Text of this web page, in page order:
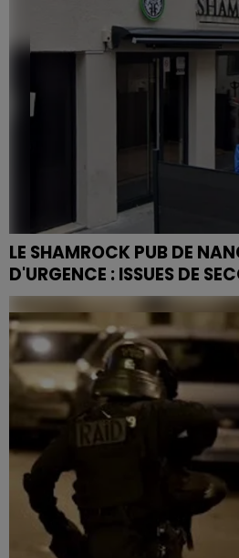
LE SHAMROCK PUB DE
D'URGENCE : ISSUES DE
Un contrôle inopiné mené par
sécurité a conduit la ville de
fermeture administrative
Pub, rue...